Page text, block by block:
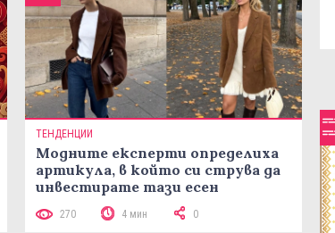
ТЕНДЕНЦИИ
Модните експерти определиха
артикула, в който си струва да
инвестирате тази есен
270 4 мин 0